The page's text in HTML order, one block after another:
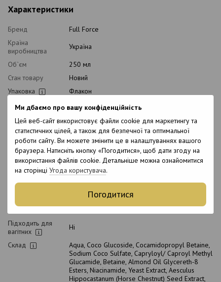
Ми дбаємо про вашу конфіденційність
Цей веб-сайт використовує файли cookie для маркетингу та
статистичних цілей, а також для безпечної та оптимальної
роботи сайту. Ви можете змінити це в налаштуваннях вашого
браузера. Натисніть кнопку «Погодитися», щоб дати згоду на
використання файлів cookie. Детальніше можна ознайомитися
на сторінці Угода користувача.
Погодитися
Характеристики
Бренд
Full Force
Країна
виробництва
Україна
Об`єм
250 мл
Стан товару
Новий
Упаковка
Флакон
Рівень pH
5.5-6
Вид косметики
Шампунь
Класифікація
косметики
Професійна
Тип домашнього
догляду
Щоденний, Лікувальний
Тип волосся
Жирне, Пошкоджене
Тип шкіри
Жирна
Підходить для
вагітних
Ні
Склад
Aqua, Coco Glucoside, Cocamidopropyl Betaine,
Sodium Coco Sulfate, Capryloyl/ Caproyl Methyl
Glucamide, Betaine, Almond Oil Glycereth-8
Esters, Niacinamide, Yeast Extract, Aesculus
Hippocastanum (Horse Chestnut) Seed Extract,